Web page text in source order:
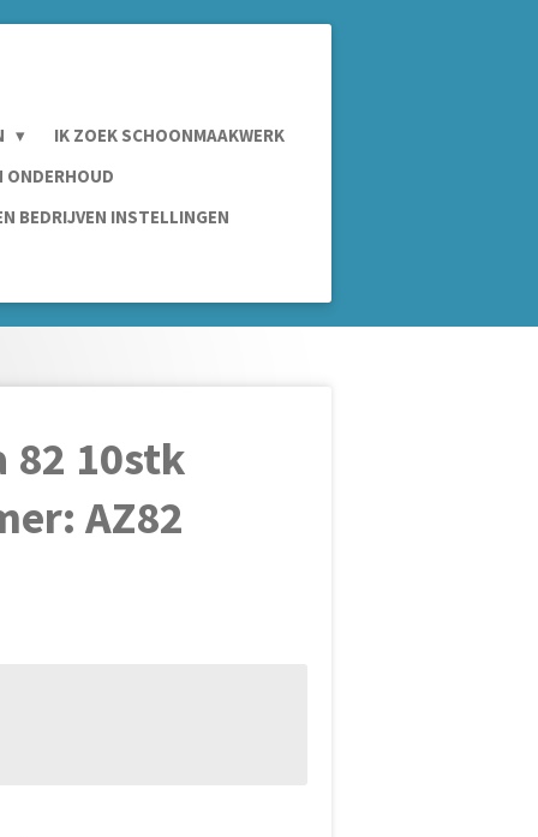
IK ZOEK SCHOONMAAKWERK
ONDERHOUD
BEDRIJVEN INSTELLINGEN
82 10stk
AZ82